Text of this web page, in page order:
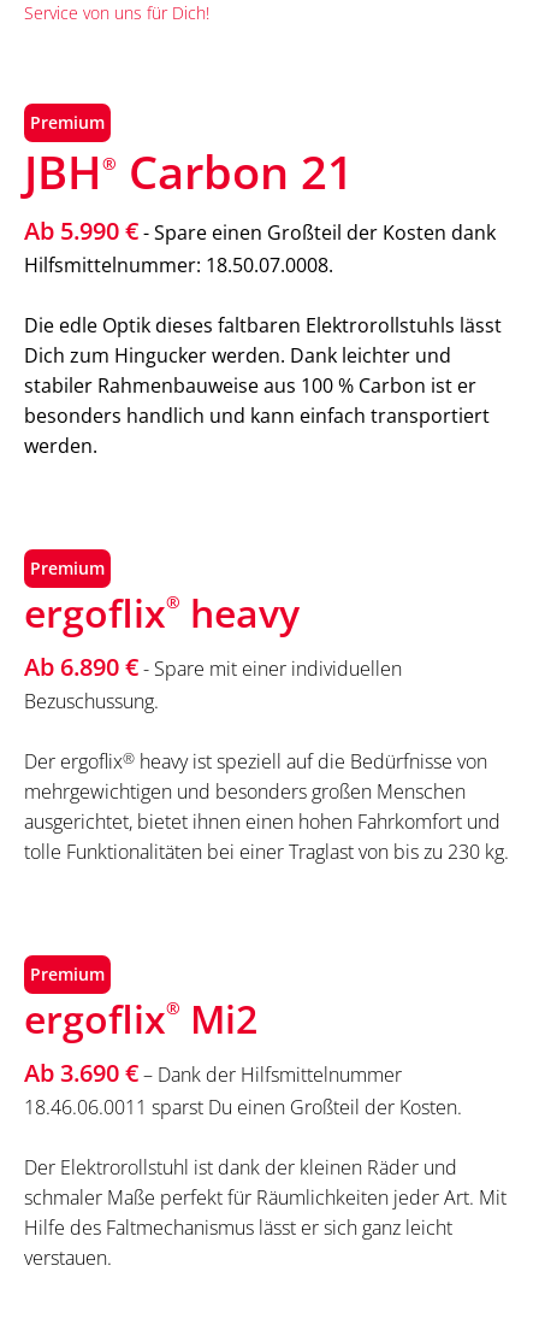
Service von uns für Dich!
Premium
ergoflix® heavy
Ab 6.890 €- Spare mit einer individuellen
Bezuschussung.
Der ergoflix® heavy ist speziell auf die Bedürfnisse von
mehrgewichtigen und besonders großen Menschen
ausgerichtet, bietet ihnen einen hohen Fahrkomfort und
tolle Funktionalitäten bei einer Traglast von bis zu 230 kg.
Premium
JBH ® Carbon 21
Ab 5.990 €- Spare einen Großteil der Kosten dank
Hilfsmittelnummer: 18.50.07.0008.
Die edle Optik dieses faltbaren Elektrorollstuhls lässt
Dich zum Hingucker werden. Dank leichter und
stabiler Rahmenbauweise aus 100 % Carbon ist er
besonders handlich und kann einfach transportiert
werden.
Premium
ergoflix® Mi2
Ab 3.690 €– Dank der Hilfsmittelnummer
18.46.06.0011 sparst Du einen Großteil der Kosten.
Der Elektrorollstuhl ist dank der kleinen Räder und
schmaler Maße perfekt für Räumlichkeiten jeder Art. Mit
Hilfe des Faltmechanismus lässt er sich ganz leicht
verstauen.